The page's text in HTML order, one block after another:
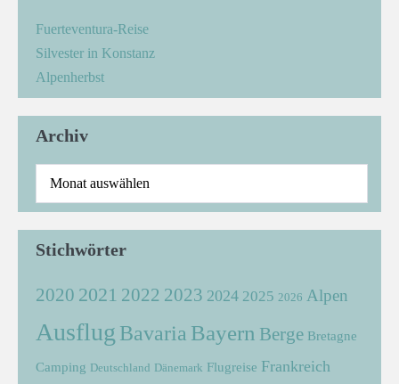
Fuerteventura-Reise
Silvester in Konstanz
Alpenherbst
Archiv
Stichwörter
2020 2021 2022 2023 2024 2025 2026 Alpen
Ausflug Bavaria Bayern Berge Bretagne
Camping Deutschland Dänemark Flugreise Frankreich